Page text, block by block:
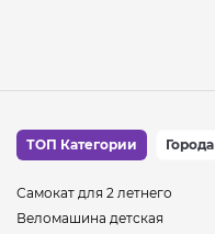
ТОП Категории Города
Самокат для 2 летнего
Веломашина детская